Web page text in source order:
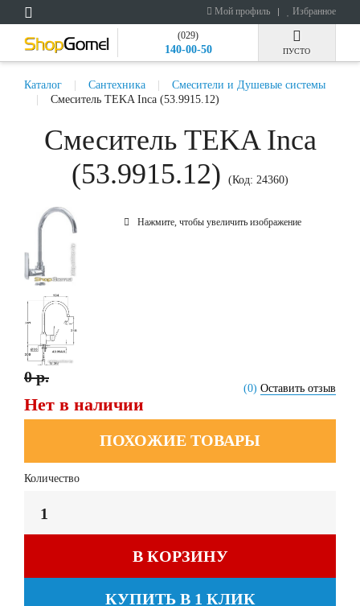
Мой профиль Избранное
(029)
140-00-50 ПУСТО
Каталог Сантехника
Смесители и Душевые системы
Смеситель TEKA Inca (53.9915.12)
Смеситель TEKA Inca
(53.9915.12)
(Код: 24360)
Нажмите, чтобы увеличить изображение
(0) Оставить отзыв
0 р.
Нет в наличии
ПОХОЖИЕ ТОВАРЫ
Количество
В КОРЗИНУ
КУПИТЬ В 1 КЛИК